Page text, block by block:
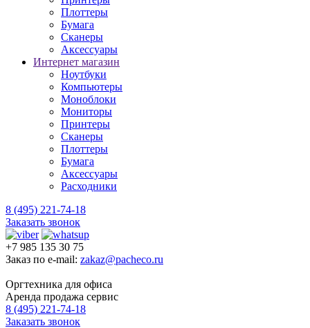
Плоттеры
Бумага
Сканеры
Аксессуары
Интернет магазин
Ноутбуки
Компьютеры
Моноблоки
Мониторы
Принтеры
Сканеры
Плоттеры
Бумага
Аксессуары
Расходники
8 (495) 221-74-18
Заказать звонок
+7 985 135 30 75
Заказ по e-mail: zakaz@pacheco.ru
Оргтехника для офиса
Аренда продажа сервис
8 (495) 221-74-18
Заказать звонок